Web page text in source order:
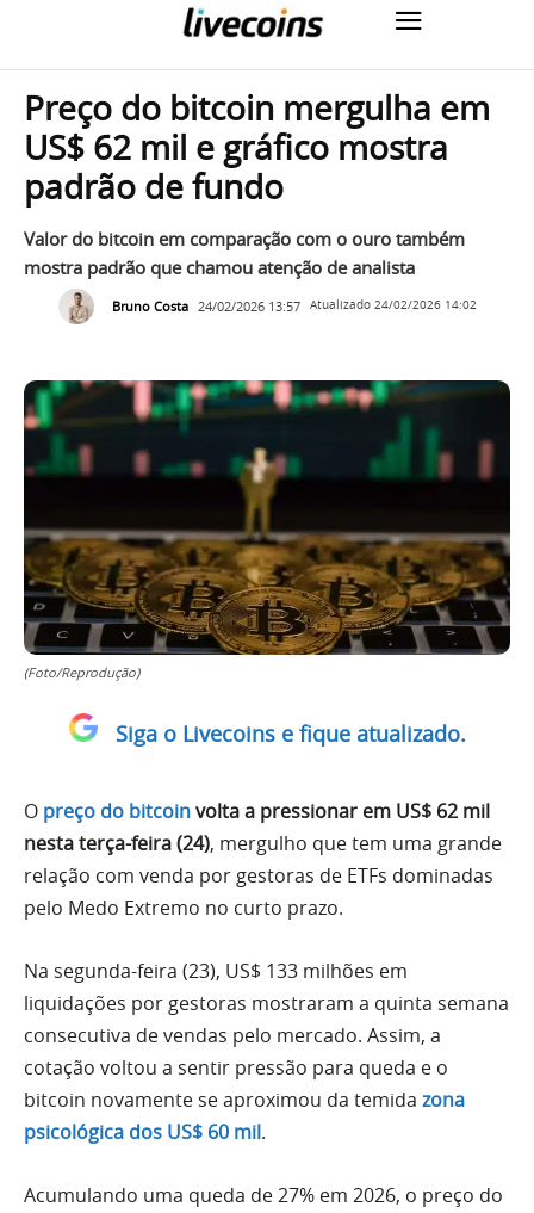
Preço do bitcoin mergulha em
US$ 62 mil e gráfico mostra
padrão de fundo
Valor do bitcoin em comparação com o ouro também
mostra padrão que chamou atenção de analista
Bruno Costa 24/02/2026 13:57 Atualizado 24/02/2026 14:02
(Foto/Reprodução)
Siga o Livecoins e fique atualizado.
O preço do bitcoinvolta a pressionar em US$ 62 mil
nesta terça-feira (24), mergulho que tem uma grande
relação com venda por gestoras de ETFs dominadas
pelo Medo Extremo no curto prazo.
Na segunda-feira (23), US$ 133 milhões em
liquidações por gestoras mostraram a quinta semana
consecutiva de vendas pelo mercado. Assim, a
cotação voltou a sentir pressão para queda e o
bitcoin novamente se aproximou da temida zona
psicológica dos US$ 60 mil.
Acumulando uma queda de 27% em 2026, o preço do